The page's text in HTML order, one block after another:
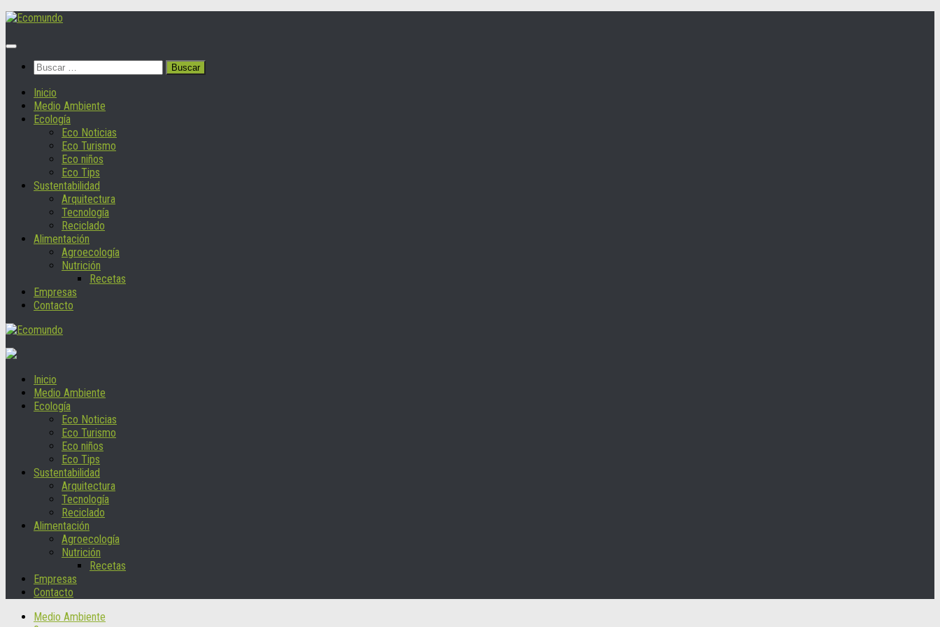
Saltar
contenido
Buscar:
Inicio
Medio Ambiente
Ecología
Eco Noticias
Eco Turismo
Eco niños
Eco Tips
Sustentabilidad
Arquitectura
Tecnología
Reciclado
Alimentación
Agroecología
Nutrición
Recetas
Empresas
Contacto
Inicio
Medio Ambiente
Ecología
Eco Noticias
Eco Turismo
Eco niños
Eco Tips
Sustentabilidad
Arquitectura
Tecnología
Reciclado
Alimentación
Agroecología
Nutrición
Recetas
Empresas
Contacto
Medio Ambiente